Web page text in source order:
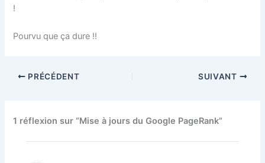
!
Pourvu que ça dure !!
PRÉCÉDENT SUIVANT
1 réflexion sur “Mise à jours du Google PageRank”